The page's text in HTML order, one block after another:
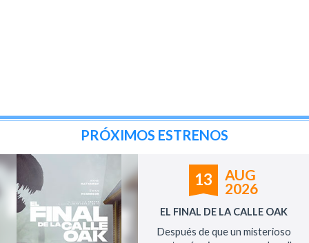
PRÓXIMOS ESTRENOS
13
AUG
2026
EL FINAL DE LA CALLE OAK
Después de que un misterioso